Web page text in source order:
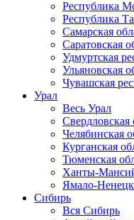
Республика
Республика
Самарская
Саратовская
Удмуртская
Ульяновская
Чувашская
Урал
Весь Урал
Свердловская
Челябинская
Курганская
Тюменская
Ханты-
Ямало-
Сибирь
Вся Сибирь